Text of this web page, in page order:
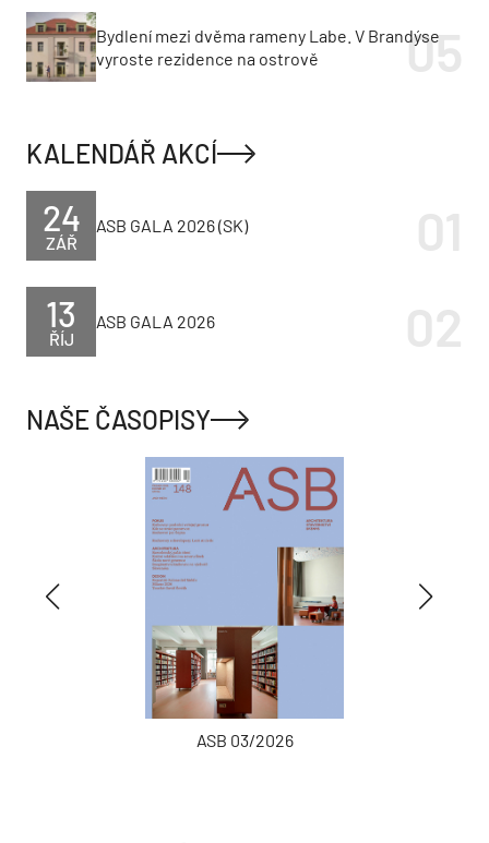
Bydlení mezi dvěma rameny Labe. V Brandýse
vyroste rezidence na ostrově
KALENDÁŘ AKCÍ
ZÁŘ
24 ASB GALA 2026 (SK)
ŘÍJ
13 ASB GALA 2026
NAŠE ČASOPISY
ASB 03/2026